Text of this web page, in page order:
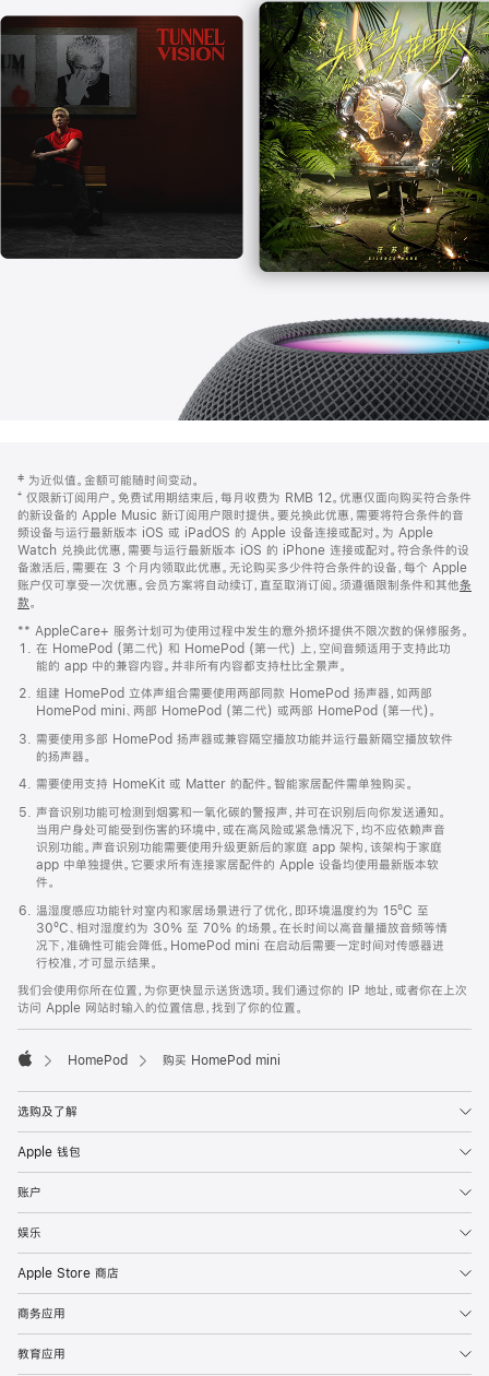
口
中
打
开)
页
页
脚
注
‡ 为近似值。金额可能随时间变动。
⁺ 仅限新订阅用户。免费试用期结束后，每月收费为 RMB 12。优惠仅面向购买符合条件
的新设备的 Apple Music 新订阅用户限时提供。要兑换此优惠，需要将符合条件的音
频设备与运行最新版本 iOS 或 iPadOS 的 Apple 设备连接或配对。为 Apple
Watch 兑换此优惠，需要与运行最新版本 iOS 的 iPhone 连接或配对。符合条件的设
备激活后，需要在 3 个月内领取此优惠。无论购买多少件符合条件的设备，每个 Apple
账户仅可享受一次优惠。会员方案将自动续订，直至取消订阅。须遵循限制条件和其他条
款。
窗
口
中
打
开)
** AppleCare+ 服务计划可为使用过程中发生的意外损坏提供不限次数的保修服务。
在 HomePod (第二代) 和 HomePod (第一代) 上，空间音频适用于支持此功
能的 app 中的兼容内容。并非所有内容都支持杜比全景声。
组建 HomePod 立体声组合需要使用两部同款 HomePod 扬声器，如两部
HomePod mini、两部 HomePod (第二代) 或两部 HomePod (第一代)。
需要使用多部 HomePod 扬声器或兼容隔空播放功能并运行最新隔空播放软件
的扬声器。
需要使用支持 HomeKit 或 Matter 的配件。智能家居配件需单独购买。
声音识别功能可检测到烟雾和一氧化碳的警报声，并可在识别后向你发送通知。
当用户身处可能受到伤害的环境中，或在高风险或紧急情况下，均不应依赖声音
识别功能。声音识别功能需要使用升级更新后的家庭 app 架构，该架构于家庭
app 中单独提供。它要求所有连接家居配件的 Apple 设备均使用最新版本软
件。
温湿度感应功能针对室内和家居场景进行了优化，即环境温度约为 15ºC 至
30ºC、相对湿度约为 30% 至 70% 的场景。在长时间以高音量播放音频等情
况下，准确性可能会降低。HomePod mini 在启动后需要一定时间对传感器进
行校准，才可显示结果。
我们会使用你所在位置，为你更快显示送货选项。我们通过你的 IP 地址，或者你在上次
访问 Apple 网站时输入的位置信息，找到了你的位置。
HomePod 购买 HomePod mini
选购及了解
Apple 钱包
账户
娱乐
Apple Store 商店
商务应用
教育应用